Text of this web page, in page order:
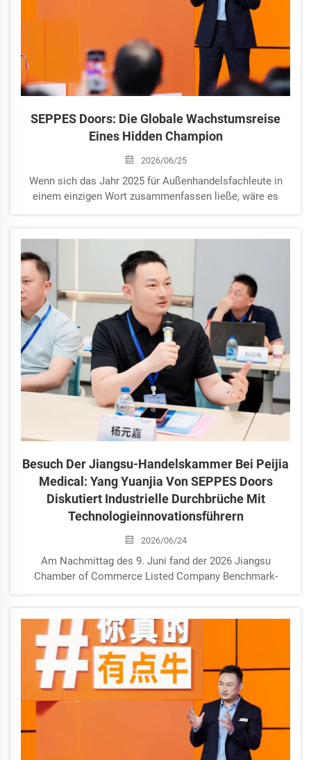
SEPPES Doors: Die Globale Wachstumsreise
Eines Hidden Champion
2026/06/25
Wenn sich das Jahr 2025 für Außenhandelsfachleute in
einem einzigen Wort zusammenfassen ließe, wäre es
die Kosten für Rohstoffe und Logistik schwankten
unvorhersehbar. Gleichzeitig...
Besuch Der Jiangsu-Handelskammer Bei Peijia
Medical: Yang Yuanjia Von SEPPES Doors
Diskutiert Industrielle Durchbrüche Mit
Technologieinnovationsführern
2026/06/24
Am Nachmittag des 9. Juni fand der 2026 Jiangsu
Chamber of Commerce Listed Company Benchmark-
organisiert wurde und Peijia Medical, einen in Hongkong
notierten Branchenführer im Bereich …, besuchte.